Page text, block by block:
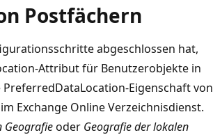
Postfächern
abgeschlossen hat,
Attribut für Benutzerobjekte in
Eigenschaft von
Exchange Online Verzeichnisdienst.
Geografieoder Geografie der lokalen